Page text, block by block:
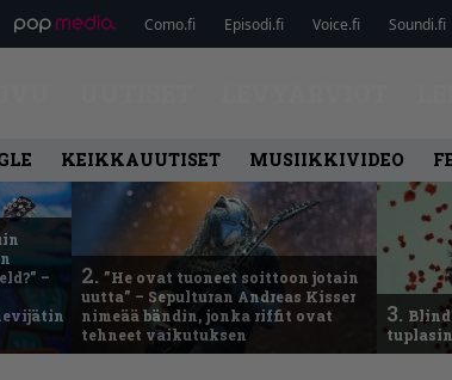
Como.fi Episodi.fi Voice.fi Soundi.fi
KEIKKAUUTISET MUSIIKKIVIDEO
–
2. ”He ovat tuoneet soittoon jotain
uutta” – Sepulturan Andreas Kisser
nimeää bändin, jonka riffit ovat
tehneet vaikutuksen
3.